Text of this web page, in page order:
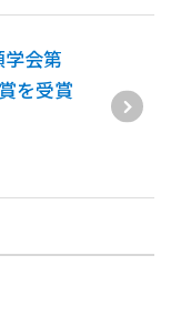
会第
を受賞